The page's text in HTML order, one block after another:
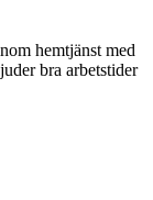
hemtjänst med
bra arbetstider